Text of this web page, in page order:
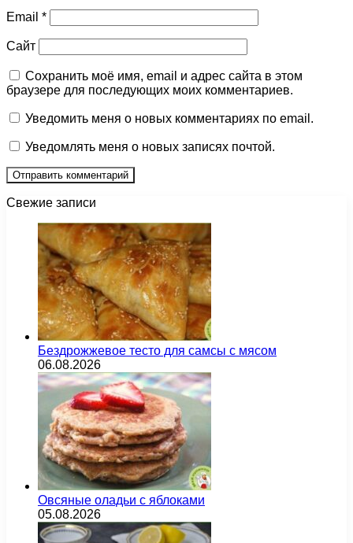
Email *
Сайт
Сохранить моё имя, email и адрес сайта в этом
браузере для последующих моих комментариев.
Уведомить меня о новых комментариях по email.
Уведомлять меня о новых записях почтой.
Свежие записи
Бездрожжевое тесто для самсы с мясом
06.08.2026
Овсяные оладьи с яблоками
05.08.2026